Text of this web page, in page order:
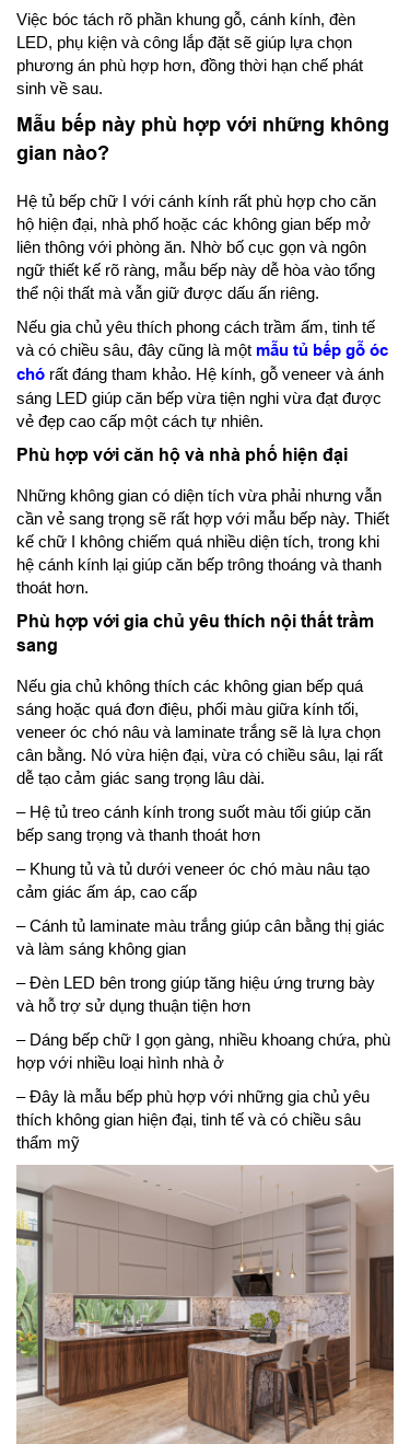
Việc bóc tách rõ phần khung gỗ, cánh kính, đèn
LED, phụ kiện và công lắp đặt sẽ giúp lựa chọn
phương án phù hợp hơn, đồng thời hạn chế phát
sinh về sau.
Mẫu bếp này phù hợp với những không
gian nào?
Hệ tủ bếp chữ I với cánh kính rất phù hợp cho căn
hộ hiện đại, nhà phố hoặc các không gian bếp mở
liên thông với phòng ăn. Nhờ bố cục gọn và ngôn
ngữ thiết kế rõ ràng, mẫu bếp này dễ hòa vào tổng
thể nội thất mà vẫn giữ được dấu ấn riêng.
Nếu gia chủ yêu thích phong cách trầm ấm, tinh tế
và có chiều sâu, đây cũng là một mẫu tủ bếp gỗ óc
chó rất đáng tham khảo. Hệ kính, gỗ veneer và ánh
sáng LED giúp căn bếp vừa tiện nghi vừa đạt được
vẻ đẹp cao cấp một cách tự nhiên.
Phù hợp với căn hộ và nhà phố hiện đại
Những không gian có diện tích vừa phải nhưng vẫn
cần vẻ sang trọng sẽ rất hợp với mẫu bếp này. Thiết
kế chữ I không chiếm quá nhiều diện tích, trong khi
hệ cánh kính lại giúp căn bếp trông thoáng và thanh
thoát hơn.
Phù hợp với gia chủ yêu thích nội thất trầm
sang
Nếu gia chủ không thích các không gian bếp quá
sáng hoặc quá đơn điệu, phối màu giữa kính tối,
veneer óc chó nâu và laminate trắng sẽ là lựa chọn
cân bằng. Nó vừa hiện đại, vừa có chiều sâu, lại rất
dễ tạo cảm giác sang trọng lâu dài.
– Hệ tủ treo cánh kính trong suốt màu tối giúp căn
bếp sang trọng và thanh thoát hơn
– Khung tủ và tủ dưới veneer óc chó màu nâu tạo
cảm giác ấm áp, cao cấp
– Cánh tủ laminate màu trắng giúp cân bằng thị giác
và làm sáng không gian
– Đèn LED bên trong giúp tăng hiệu ứng trưng bày
và hỗ trợ sử dụng thuận tiện hơn
– Dáng bếp chữ I gọn gàng, nhiều khoang chứa, phù
hợp với nhiều loại hình nhà ở
– Đây là mẫu bếp phù hợp với những gia chủ yêu
thích không gian hiện đại, tinh tế và có chiều sâu
thẩm mỹ